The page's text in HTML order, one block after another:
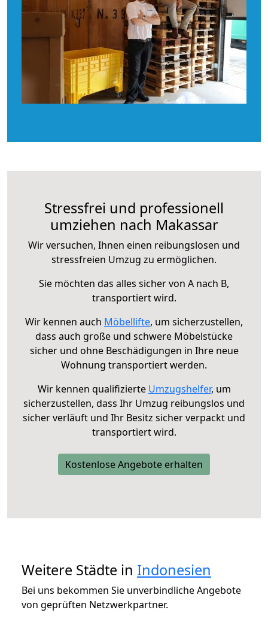
Stressfrei und professionell
umziehen nach Makassar
Wir versuchen, Ihnen einen reibungslosen und
stressfreien Umzug zu ermöglichen.
Sie möchten das alles sicher von A nach B,
transportiert wird.
Wir kennen auch Möbellifte, um sicherzustellen,
dass auch große und schwere Möbelstücke
sicher und ohne Beschädigungen in Ihre neue
Wohnung transportiert werden.
Wir kennen qualifizierte Umzugshelfer, um
sicherzustellen, dass Ihr Umzug reibungslos und
sicher verläuft und Ihr Besitz sicher verpackt und
transportiert wird.
Kostenlose Angebote erhalten
Weitere Städte in Indonesien
Bei uns bekommen Sie unverbindliche Angebote
von geprüften Netzwerkpartner.